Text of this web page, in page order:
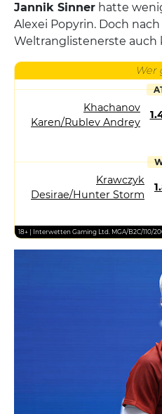
Jannik Sinner hatte
Alexei Popyrin. Doch
Weltranglistenerste auch
Wer
Khachanov
Karen/Rublev Andrey
Krawczyk
Desirae/Hunter Storm
18+ | Interwetten Gaming Ltd. MGA/B2C/110/